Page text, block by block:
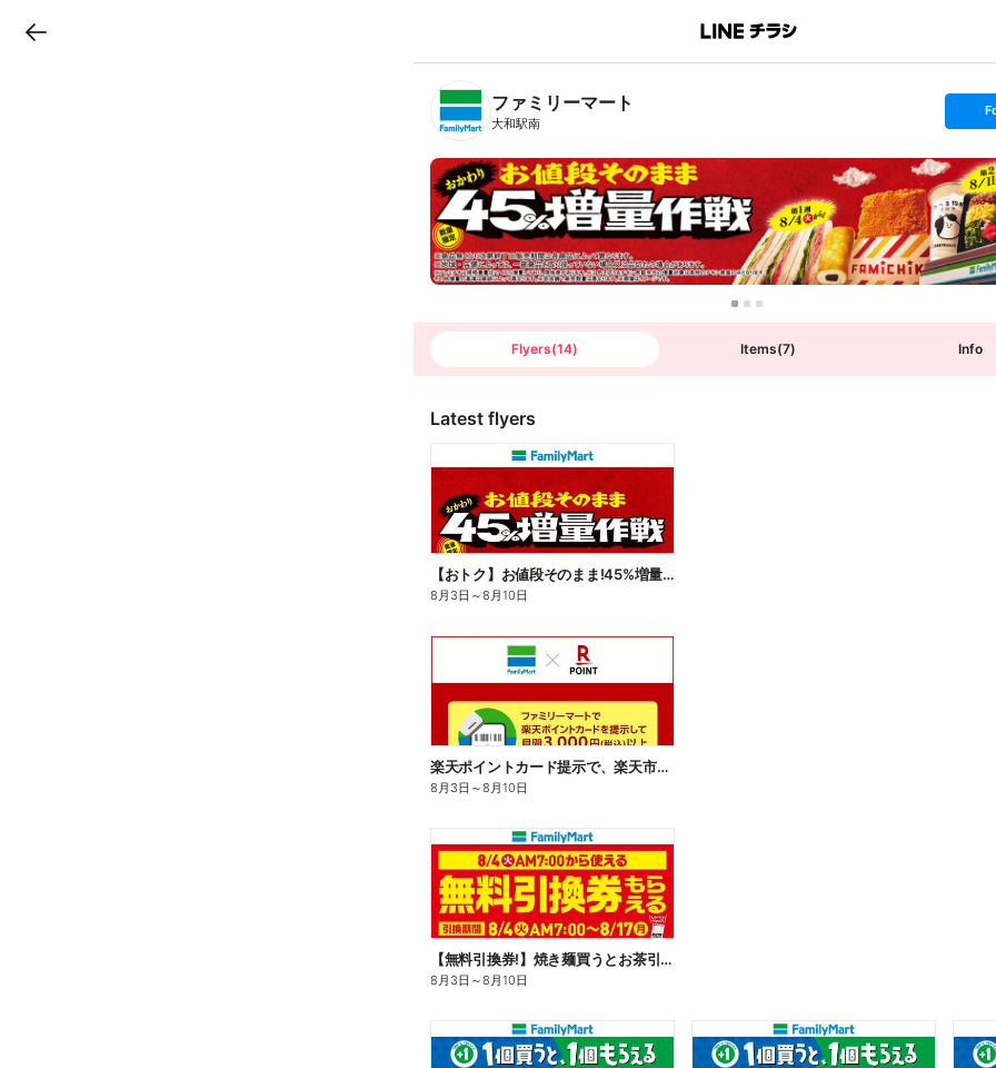
B
n
T
ファミリーマート
大和駅南
s
t
o
l
l
o
w
Flyers(14) Items(7) Info
Latest flyers
【おトク】お値段そのまま!45%増量作戦!
8月3日 ～8月10日
楽天ポイントカード提示で、楽天市場でのお買い物がおトクに!
8月3日 ～8月10日
【無料引換券!】焼き麺買うとお茶引換券貰える!
8月3日 ～8月10日